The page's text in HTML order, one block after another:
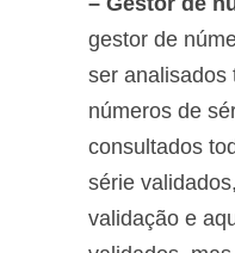
gestor de
ser analisados
números de
consultados
série
validação e